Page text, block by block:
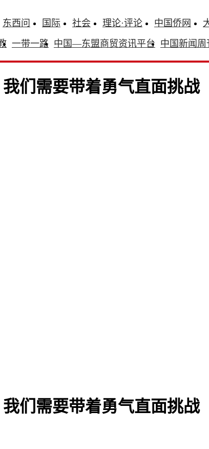
东西问 国际 社会 理论·评论 中国侨网
一带一路 中国—东盟商贸资讯平台 中国新闻周
们需要带着勇气直面挑战
们需要带着勇气直面挑战